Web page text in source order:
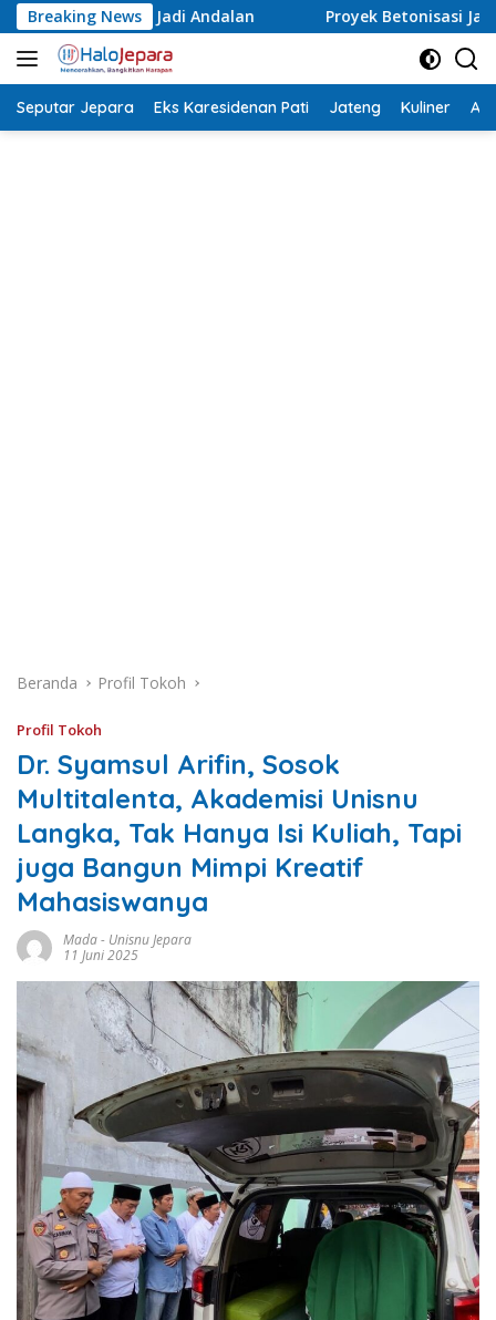
Langsung
ke
konten
Breaking News
Proyek Betonisasi Jalan Rusak Parah di Sekuro
Seputar Jepara Eks Karesidenan Pati Jateng Kuliner
Beranda Profil Tokoh
Profil Tokoh
Dr. Syamsul Arifin, Sosok
Multitalenta, Akademisi Unisnu
Langka, Tak Hanya Isi Kuliah, Tapi
juga Bangun Mimpi Kreatif
Mahasiswanya
Mada- Unisnu Jepara
11 Juni 2025